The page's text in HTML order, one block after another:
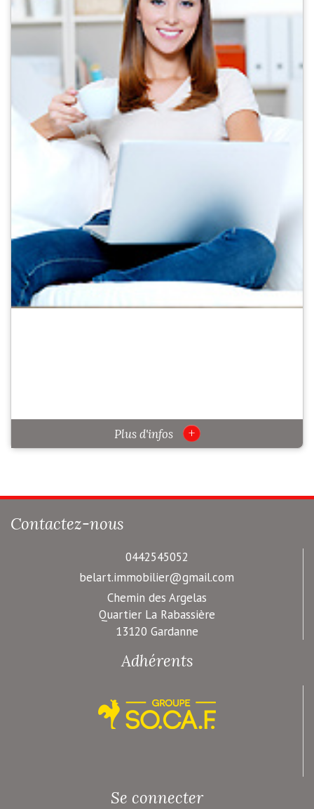
Plus d'infos +
Contactez-nous
0442545052
belart.immobilier@gmail.com
Chemin des Argelas
Quartier La Rabassière
13120 Gardanne
Adhérents
Se connecter